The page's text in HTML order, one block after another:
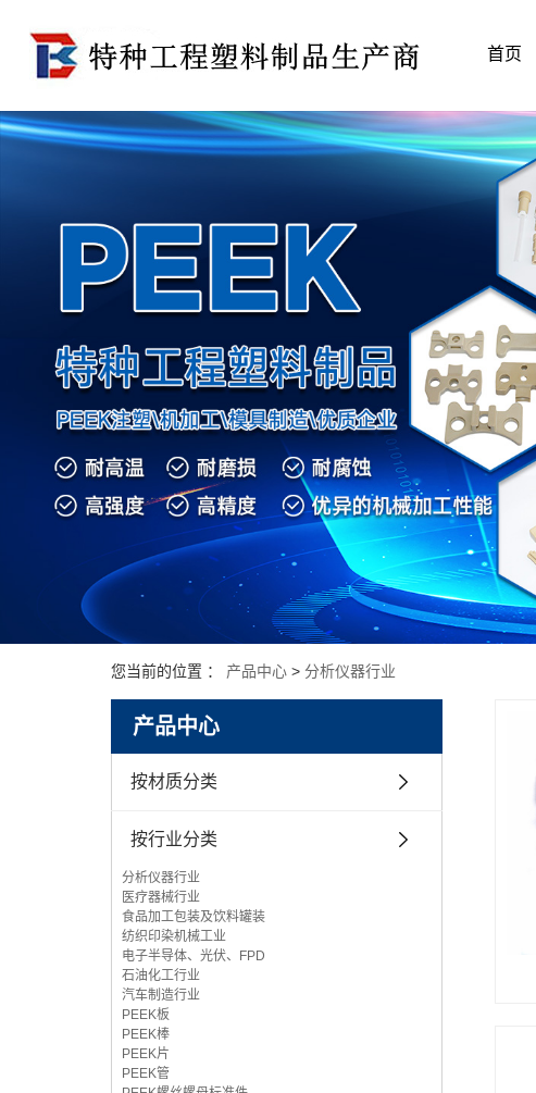
首页
您当前的位置 ： 产品中心 > 分析仪器行业
产品中心
按材质分类
按行业分类
分析仪器行业
医疗器械行业
食品加工包装及饮料罐装
纺织印染机械工业
电子半导体、光伏、FPD
石油化工行业
汽车制造行业
PEEK板
PEEK棒
PEEK片
PEEK管